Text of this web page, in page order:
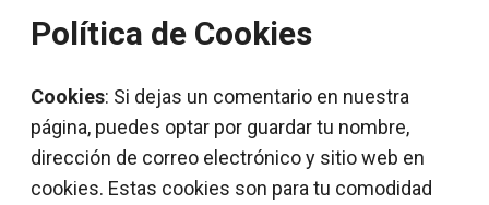
Política de Cookies
Cookies: Si dejas un comentario en nuestra
página, puedes optar por guardar tu nombre,
dirección de correo electrónico y sitio web en
cookies. Estas cookies son para tu comodidad